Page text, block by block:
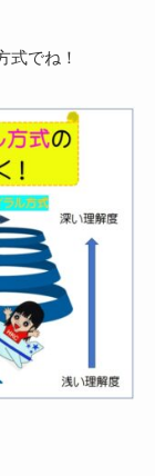
式でね！